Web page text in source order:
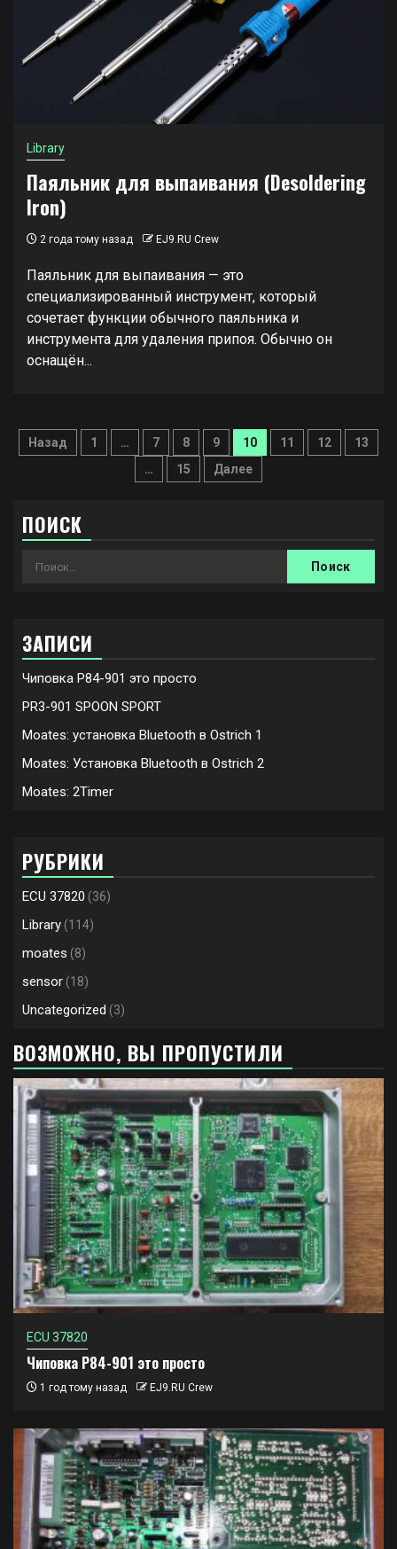
Library
Паяльник для выпаивания (Desoldering
Iron)
2 года тому назад EJ9.RU Crew
Паяльник для выпаивания — это
специализированный инструмент, который
сочетает функции обычного паяльника и
инструмента для удаления припоя. Обычно он
оснащён...
Пагинация
Назад 1 … 7 8 9 10 11 12
13
…
15 Далее
ПОИСК
Найти:
ЗАПИСИ
Чиповка P84-901 это просто
PR3-901 SPOON SPORT
Moates: установка Bluetooth в Ostrich 1
Moates: Установка Bluetooth в Ostrich 2
Moates: 2Timer
РУБРИКИ
ECU 37820 (36)
Library (114)
moates (8)
sensor (18)
Uncategorized (3)
ВОЗМОЖНО, ВЫ ПРОПУСТИЛИ
ECU 37820
Чиповка P84-901 это просто
1 год тому назад EJ9.RU Crew